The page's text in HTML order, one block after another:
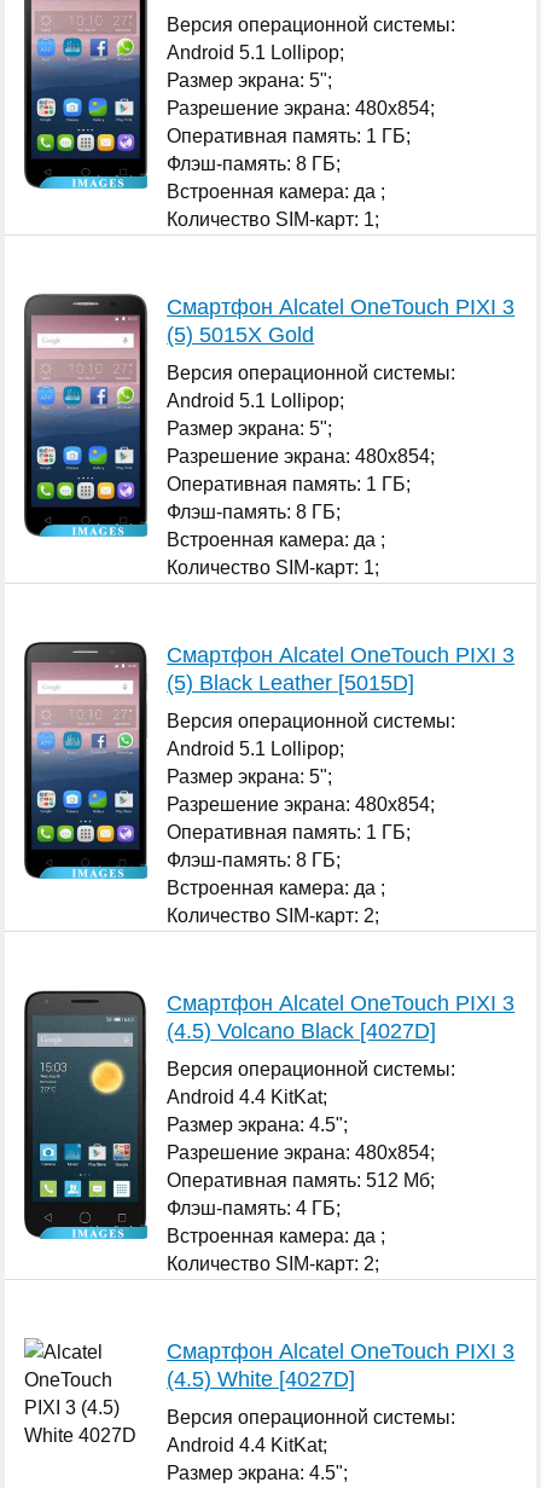
Версия операционной системы:
Android 5.1 Lollipop;
Размер экрана: 5";
Разрешение экрана: 480x854;
Оперативная память: 1 ГБ;
Флэш-память: 8 ГБ;
Встроенная камера: да ;
Количество SIM-карт: 1;
Смартфон Alcatel OneTouch PIXI 3
(5) 5015X Gold
Версия операционной системы:
Android 5.1 Lollipop;
Размер экрана: 5";
Разрешение экрана: 480x854;
Оперативная память: 1 ГБ;
Флэш-память: 8 ГБ;
Встроенная камера: да ;
Количество SIM-карт: 1;
Смартфон Alcatel OneTouch PIXI 3
(5) Black Leather [5015D]
Версия операционной системы:
Android 5.1 Lollipop;
Размер экрана: 5";
Разрешение экрана: 480x854;
Оперативная память: 1 ГБ;
Флэш-память: 8 ГБ;
Встроенная камера: да ;
Количество SIM-карт: 2;
Смартфон Alcatel OneTouch PIXI 3
(4.5) Volcano Black [4027D]
Версия операционной системы:
Android 4.4 KitKat;
Размер экрана: 4.5";
Разрешение экрана: 480x854;
Оперативная память: 512 Мб;
Флэш-память: 4 ГБ;
Встроенная камера: да ;
Количество SIM-карт: 2;
Смартфон Alcatel OneTouch PIXI 3
(4.5) White [4027D]
Версия операционной системы:
Android 4.4 KitKat;
Размер экрана: 4.5";